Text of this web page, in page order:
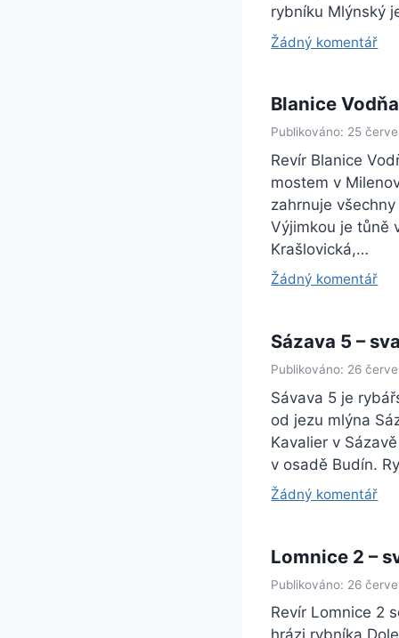
rybníku Mlýnský
Žádný komentář
Blanice
Publikováno: 25
Revír Blanice
mostem v
zahrnuje
Výjimkou je tůně
Krašlovická,…
Žádný komentář
Sázava 5 –
Publikováno: 26
Sávava 5 je
od jezu mlýna
Kavalier v
v osadě Budín.
Žádný komentář
Lomnice 2 –
Publikováno: 26
Revír Lomnice 2